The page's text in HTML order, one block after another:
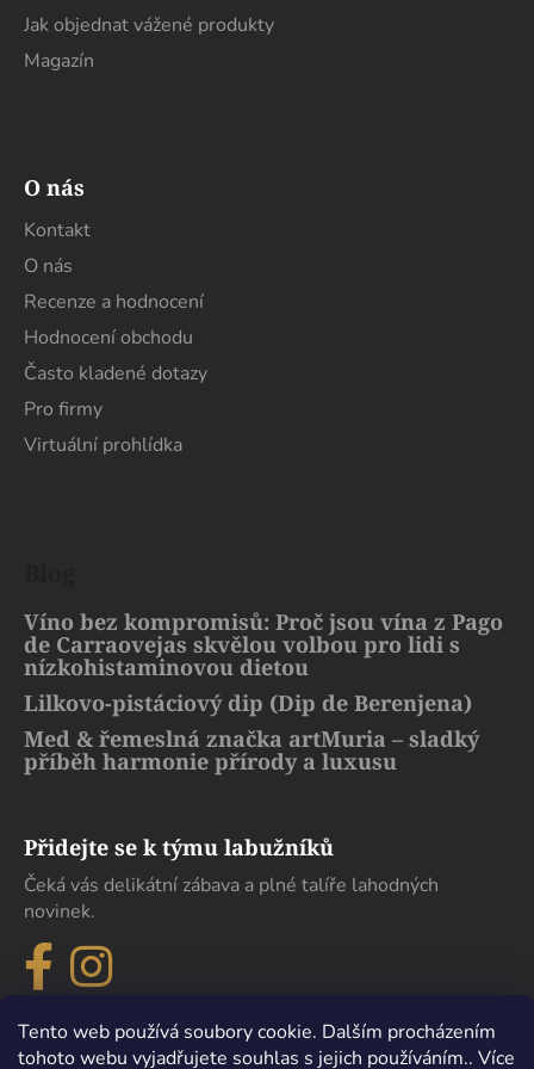
Tento web používá soubory cookie. Dalším procházením
tohoto webu vyjadřujete souhlas s jejich používáním.. Více
Jak objednat vážené produkty
Magazín
O nás
Kontakt
O nás
Recenze a hodnocení
Hodnocení obchodu
Často kladené dotazy
Pro firmy
Virtuální prohlídka
Víno bez kompromisů: Proč jsou vína z Pago
de Carraovejas skvělou volbou pro lidi s
nízkohistaminovou dietou
Lilkovo-pistáciový dip (Dip de Berenjena)
Med & řemeslná značka artMuria – sladký
příběh harmonie přírody a luxusu
Přidejte se k týmu labužníků
Čeká vás delikátní zábava a plné talíře lahodných
novinek.